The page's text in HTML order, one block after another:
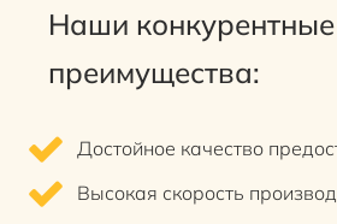
Наши конкурентные
преимущества:
Достойное качество
Высокая скорость